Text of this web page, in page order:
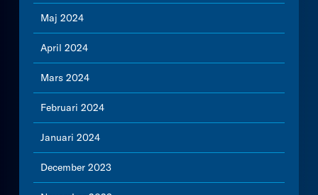
Maj 2024
April 2024
Mars 2024
Februari 2024
Januari 2024
December 2023